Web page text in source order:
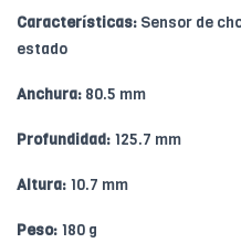
Características: Sensor de
estado
Anchura: 80.5 mm
Profundidad: 125.7 mm
Altura: 10.7 mm
Peso: 180 g